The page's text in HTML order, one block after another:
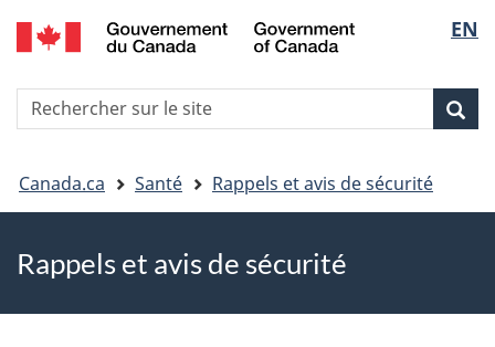
Skip
to
Skip
to
Passer
à
HTML
de
la
EN
Recherche
Vous
êtes
ici
Canada.ca Santé Rappels et avis de sécurité
Rappels et avis de sécurité